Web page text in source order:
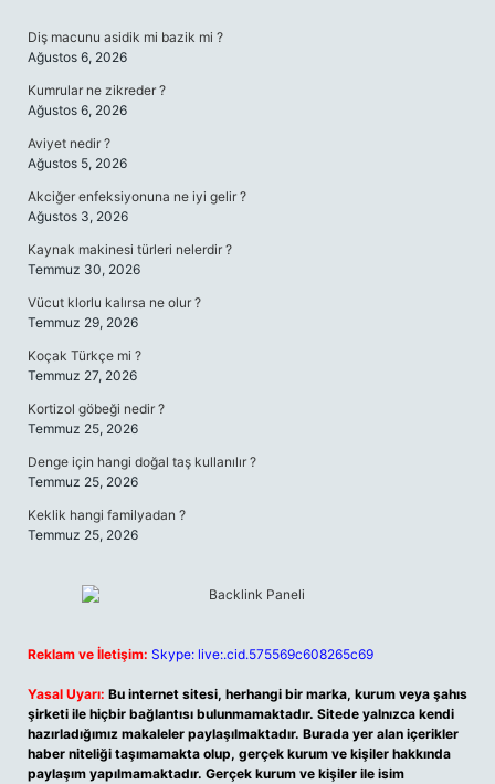
Diş macunu asidik mi bazik mi ?
Ağustos 6, 2026
Kumrular ne zikreder ?
Ağustos 6, 2026
Aviyet nedir ?
Ağustos 5, 2026
Akciğer enfeksiyonuna ne iyi gelir ?
Ağustos 3, 2026
Kaynak makinesi türleri nelerdir ?
Temmuz 30, 2026
Vücut klorlu kalırsa ne olur ?
Temmuz 29, 2026
Koçak Türkçe mi ?
Temmuz 27, 2026
Kortizol göbeği nedir ?
Temmuz 25, 2026
Denge için hangi doğal taş kullanılır ?
Temmuz 25, 2026
Keklik hangi familyadan ?
Temmuz 25, 2026
Reklam ve İletişim: Skype: live:.cid.575569c608265c69
Yasal Uyarı: Bu internet sitesi, herhangi bir marka, kurum veya şahıs
şirketi ile hiçbir bağlantısı bulunmamaktadır. Sitede yalnızca kendi
hazırladığımız makaleler paylaşılmaktadır. Burada yer alan içerikler
haber niteliği taşımamakta olup, gerçek kurum ve kişiler hakkında
paylaşım yapılmamaktadır. Gerçek kurum ve kişiler ile isim